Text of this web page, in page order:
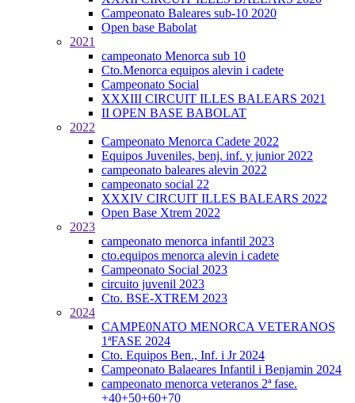
Campeonato Baleares sub-10 2020
Open base Babolat
2021
campeonato Menorca sub 10
Cto.Menorca equipos alevin i cadete
Campeonato Social
XXXIII CIRCUIT ILLES BALEARS 2021
II OPEN BASE BABOLAT
2022
Campeonato Menorca Cadete 2022
Equipos Juveniles, benj. inf. y junior 2022
campeonato baleares alevin 2022
campeonato social 22
XXXIV CIRCUIT ILLES BALEARS 2022
Open Base Xtrem 2022
2023
campeonato menorca infantil 2023
cto.equipos menorca alevin i cadete
Campeonato Social 2023
circuito juvenil 2023
Cto. BSE-XTREM 2023
2024
CAMPE0NATO MENORCA VETERANOS
1ªFASE 2024
Cto. Equipos Ben., Inf. i Jr 2024
Campeonato Balaeares Infantil i Benjamin 2024
campeonato menorca veteranos 2ª fase.
+40+50+60+70